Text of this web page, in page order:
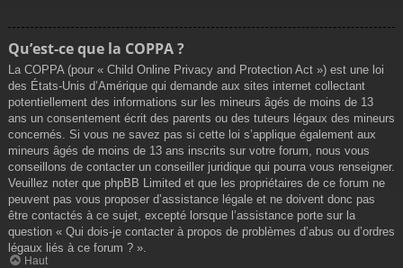
Qu’est-ce que la COPPA ?
La COPPA (pour « Child Online Privacy and Protection Act ») est une loi
des États-Unis d’Amérique qui demande aux sites internet collectant
potentiellement des informations sur les mineurs âgés de moins de 13
ans un consentement écrit des parents ou des tuteurs légaux des mineurs
concernés. Si vous ne savez pas si cette loi s’applique également aux
mineurs âgés de moins de 13 ans inscrits sur votre forum, nous vous
conseillons de contacter un conseiller juridique qui pourra vous renseigner.
Veuillez noter que phpBB Limited et que les propriétaires de ce forum ne
peuvent pas vous proposer d’assistance légale et ne doivent donc pas
être contactés à ce sujet, excepté lorsque l’assistance porte sur la
question « Qui dois-je contacter à propos de problèmes d’abus ou d’ordres
légaux liés à ce forum ? ».
Haut